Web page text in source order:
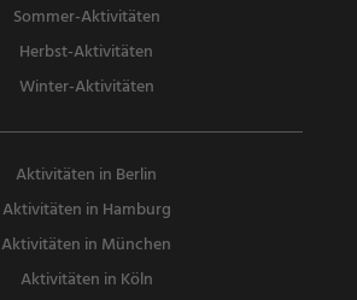
Sommer-Aktivitäten
Herbst-Aktivitäten
Winter-Aktivitäten
Aktivitäten in Berlin
Aktivitäten in Hamburg
Aktivitäten in München
Aktivitäten in Köln